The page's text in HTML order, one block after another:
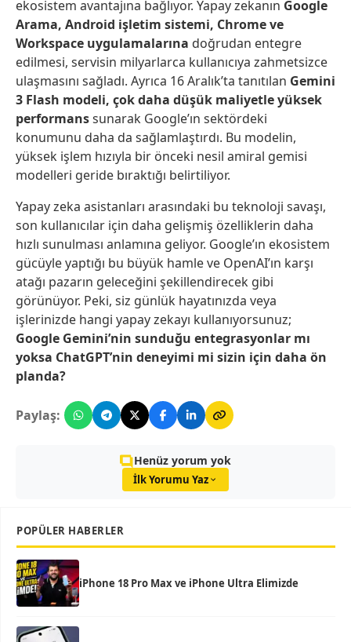
ekosistem avantajına bağlıyor. Yapay zekanın Google
Arama, Android işletim sistemi, Chrome ve
Workspace uygulamalarına doğrudan entegre
edilmesi, servisin milyarlarca kullanıcıya zahmetsizce
ulaşmasını sağladı. Ayrıca 16 Aralık’ta tanıtılan Gemini
3 Flash modeli, çok daha düşük maliyetle yüksek
performanssunarak Google’ın sektördeki
konumunu daha da sağlamlaştırdı. Bu modelin,
yüksek işlem hızıyla bir önceki nesil amiral gemisi
modelleri geride bıraktığı belirtiliyor.
Yapay zeka asistanları arasındaki bu teknoloji savaşı,
son kullanıcılar için daha gelişmiş özelliklerin daha
hızlı sunulması anlamına geliyor. Google’ın ekosistem
gücüyle yaptığı bu büyük hamle ve OpenAI’ın karşı
atağı pazarın geleceğini şekillendirecek gibi
görünüyor. Peki, siz günlük hayatınızda veya
işlerinizde hangi yapay zekayı kullanıyorsunuz;
Google Gemini’nin sunduğu entegrasyonlar mı
yoksa ChatGPT’nin deneyimi mi sizin için daha ön
planda?
Paylaş:
Henüz yorum yok
İlk Yorumu Yaz
POPÜLER HABERLER
iPhone 18 Pro Max ve iPhone Ultra Elimizde